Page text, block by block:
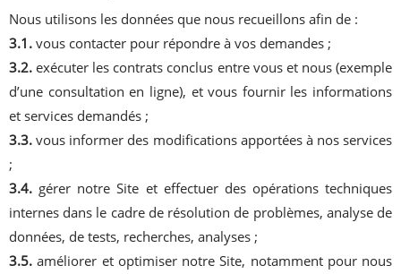
Nous utilisons les données que nous recueillons afin de :
3.1. vous contacter pour répondre à vos demandes ;
3.2. exécuter les contrats conclus entre vous et nous (exemple
d’une consultation en ligne), et vous fournir les informations
et services demandés ;
3.3. vous informer des modifications apportées à nos services
;
3.4. gérer notre Site et effectuer des opérations techniques
internes dans le cadre de résolution de problèmes, analyse de
données, de tests, recherches, analyses ;
3.5. améliorer et optimiser notre Site, notamment pour nous